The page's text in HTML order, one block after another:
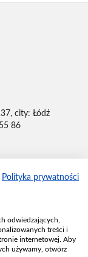
Polityka prywatności
odwiedzających,
treści i
internetowej. Aby
używamy, otwórz
city: Łódź
86